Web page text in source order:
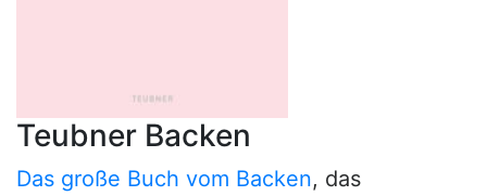
Teubner Backen
Das große Buch vom Backen, das